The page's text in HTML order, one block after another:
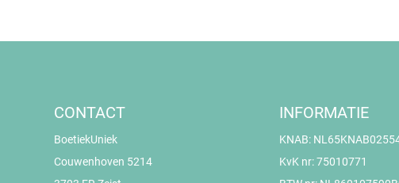
CONTACT
BoetiekUniek
Couwenhoven 5214
INFORMATIE
KNAB:
KvK nr: 75010771